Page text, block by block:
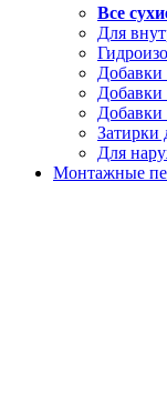
Все
Для
Добавки
Добавки
Добавки
Затирки
Для
Монтажные